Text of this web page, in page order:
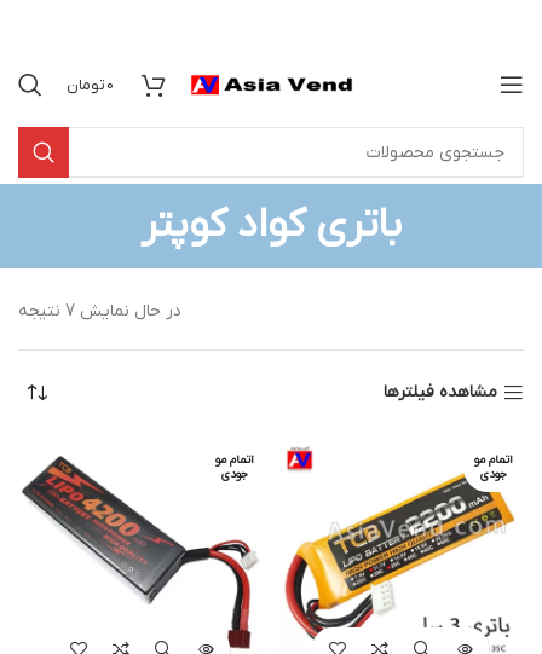
0تومان
باتری کواد کوپتر
در حال نمایش 7 نتیجه
مشاهده فیلترها
اتمام مو
جودی
اتمام مو
جودی